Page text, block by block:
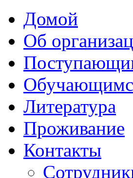
Домой
Об
Литература
Проживание
Контакты